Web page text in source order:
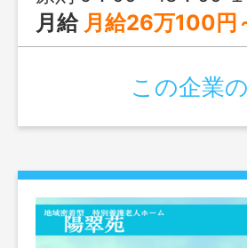
月給 月給26万100円～28万100円 ・基本給 180,000円 ・地域手当 10,000円 ・
この企業